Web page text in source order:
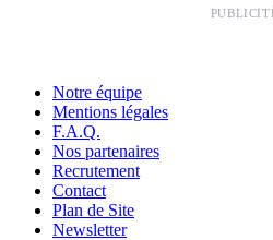
Notre équipe
Mentions légales
F.A.Q.
Nos partenaires
Recrutement
Contact
Plan de Site
Newsletter